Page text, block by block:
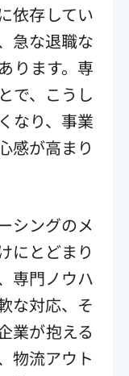
依存してい
急な退職な
ります。専
で、こうし
なり、事業
感が高まり
シングのメ
にとどまり
専門ノウハ
な対応、そ
業が抱える
物流アウト